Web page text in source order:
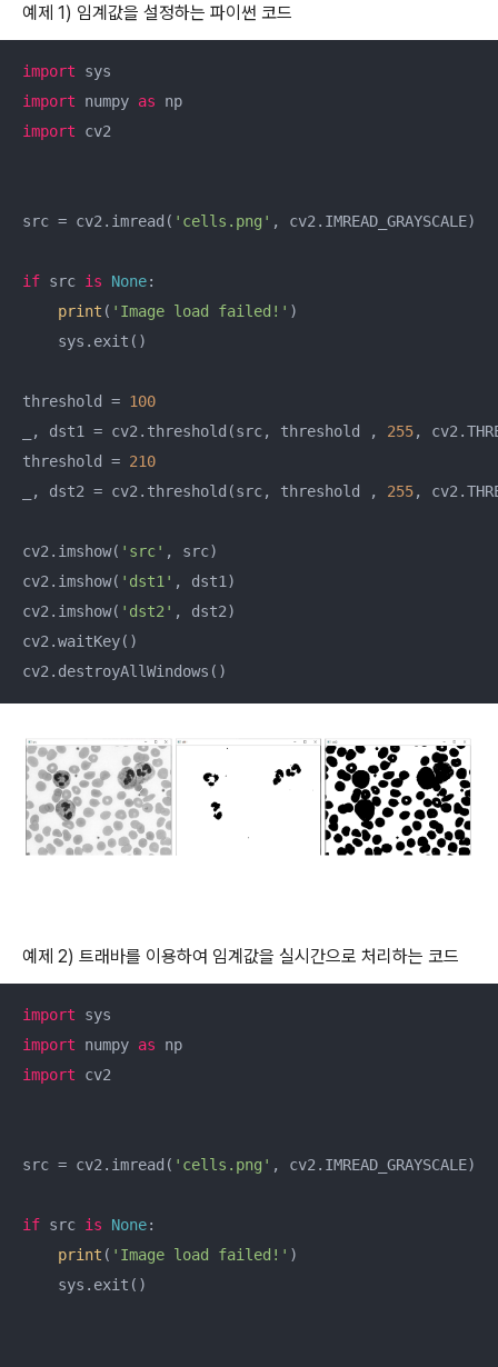
예제 1) 임계값을 설정하는 파이썬 코드
import
import numpy as
import cv2
src = cv2.imread( 'cells.png' , cv2.IMREAD_GRAYSCALE)
if src is None:
print ( 'Image load failed!' )
    sys.exit()
threshold = 100
_, dst1 = cv2.threshold(src, threshold , 255,
threshold = 210
_, dst2 = cv2.threshold(src, threshold , 255,
cv2.imshow( 'src' , src)
cv2.imshow( 'dst1' , dst1)
cv2.imshow( 'dst2' , dst2)
cv2.waitKey()
예제 2) 트래바를 이용하여 임계값을 실시간으로 처리하는 코드
import
import numpy as
import cv2
src = cv2.imread( 'cells.png' , cv2.IMREAD_GRAYSCALE)
if src is None:
print ( 'Image load failed!' )
    sys.exit()